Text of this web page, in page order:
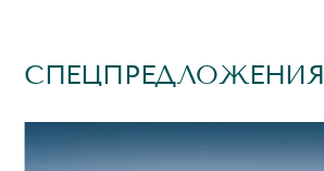
СПЕЦПРЕДЛОЖЕНИЯ